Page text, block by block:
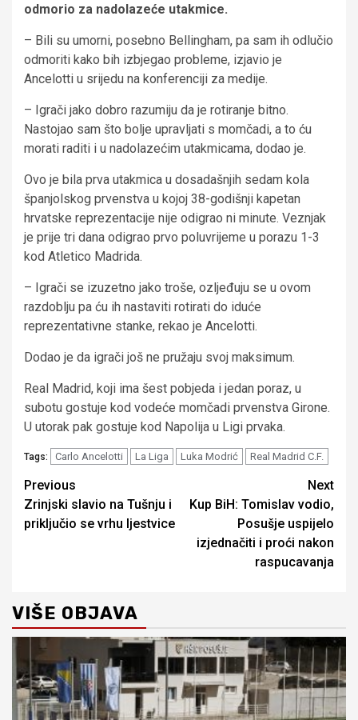
odmorio za nadolazeće utakmice.
– Bili su umorni, posebno Bellingham, pa sam ih odlučio
odmoriti kako bih izbjegao probleme, izjavio je
Ancelotti u srijedu na konferenciji za medije.
– Igrači jako dobro razumiju da je rotiranje bitno.
Nastojao sam što bolje upravljati s momčadi, a to ću
morati raditi i u nadolazećim utakmicama, dodao je.
Ovo je bila prva utakmica u dosadašnjih sedam kola
španjolskog prvenstva u kojoj 38-godišnji kapetan
hrvatske reprezentacije nije odigrao ni minute. Veznjak
je prije tri dana odigrao prvo poluvrijeme u porazu 1-3
kod Atletico Madrida.
– Igrači se izuzetno jako troše, ozljeđuju se u ovom
razdoblju pa ću ih nastaviti rotirati do iduće
reprezentativne stanke, rekao je Ancelotti.
Dodao je da igrači još ne pružaju svoj maksimum.
Real Madrid, koji ima šest pobjeda i jedan poraz, u
subotu gostuje kod vodeće momčadi prvenstva Girone.
U utorak pak gostuje kod Napolija u Ligi prvaka.
Tags: Carlo Ancelotti La Liga Luka Modrić Real Madrid C.F.
Continue
Reading
Previous
Zrinjski slavio na Tušnju i
priključio se vrhu ljestvice
Next
Kup BiH: Tomislav vodio,
Posušje uspijelo
izjednačiti i proći nakon
raspucavanja
VIŠE OBJAVA